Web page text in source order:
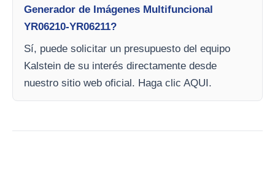
Generador de Imágenes Multifuncional
YR06210-YR06211?
Sí, puede solicitar un presupuesto del equipo
Kalstein de su interés directamente desde
nuestro sitio web oficial. Haga clic AQUI.